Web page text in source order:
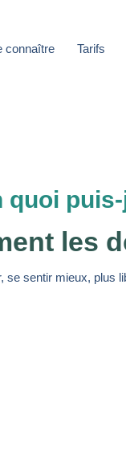
connaître Tarifs
quoi
les
se sentir mieux,